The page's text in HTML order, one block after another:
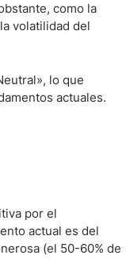
como la
volatilidad del
lo que
actuales.
por el
actual es del
(el 50-60% de